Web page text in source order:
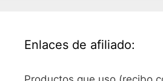
Enlaces de afiliado: